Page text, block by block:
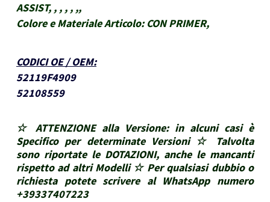
ASSIST, , , , , ,,
Colore e Materiale Articolo: CON PRIMER,
CODICI OE / OEM:
52119F4909
52108559
☆ ATTENZIONE alla Versione: in alcuni casi è
Specifico per determinate Versioni ☆ Talvolta
sono riportate le DOTAZIONI, anche le mancanti
rispetto ad altri Modelli ☆ Per qualsiasi dubbio o
richiesta potete scrivere al WhatsApp numero
+39337407223